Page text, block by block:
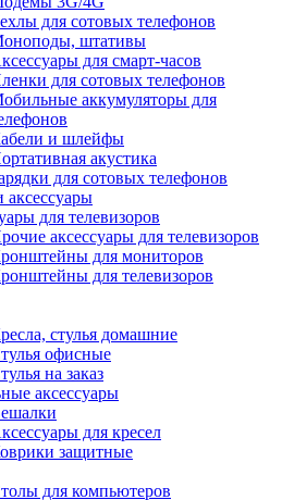
для сотовых телефонов
штативы
для смарт-часов
для сотовых телефонов
аккумуляторы для
и шлейфы
акустика
для сотовых телефонов
аксессуары
для телевизоров
аксессуары для телевизоров
для мониторов
для телевизоров
стулья домашние
офисные
на заказ
аксессуары
для кресел
защитные
для компьютеров